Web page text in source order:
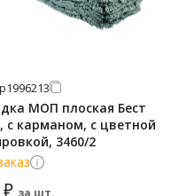
МОП плоская Бест
с карманом, с цветной
3460/2
₽ за шт.